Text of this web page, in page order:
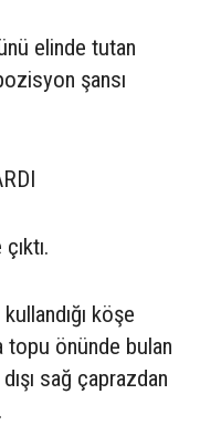
elinde tutan
şansı
köşe
topu önünde bulan
sağ çaprazdan